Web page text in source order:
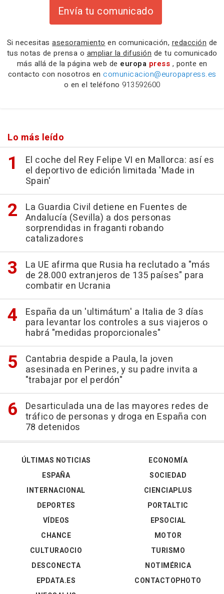
Envía tu comunicado
Si necesitas asesoramiento en comunicación, redacción de
tus notas de prensa o ampliar la difusión de tu comunicado
más allá de la página web de europa press , ponte en
contacto con nosotros en comunicacion@europapress.es
o en el teléfono 913592600
Lo más leído
El coche del Rey Felipe VI en Mallorca: así es
el deportivo de edición limitada 'Made in
Spain'
La Guardia Civil detiene en Fuentes de
Andalucía (Sevilla) a dos personas
sorprendidas in fraganti robando
catalizadores
La UE afirma que Rusia ha reclutado a "más
de 28.000 extranjeros de 135 países" para
combatir en Ucrania
España da un 'ultimátum' a Italia de 3 días
para levantar los controles a sus viajeros o
habrá "medidas proporcionales"
Cantabria despide a Paula, la joven
asesinada en Perines, y su padre invita a
"trabajar por el perdón"
Desarticulada una de las mayores redes de
tráfico de personas y droga en España con
78 detenidos
ÚLTIMAS NOTICIAS
ESPAÑA
INTERNACIONAL
DEPORTES
VÍDEOS
ECONOMÍA
SOCIEDAD
CIENCIAPLUS
PORTALTIC
EPSOCIAL
CHANCE
CULTURAOCIO
DESCONECTA
EPDATA.ES
MOTOR
TURISMO
NOTIMÉRICA
CONTACTOPHOTO